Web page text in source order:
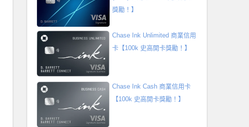
獎勵！】
Chase Ink Unlimited 商業信用
卡【100k 史高開卡獎勵！】
Chase Ink Cash 商業信用卡
【100k 史高開卡獎勵！】